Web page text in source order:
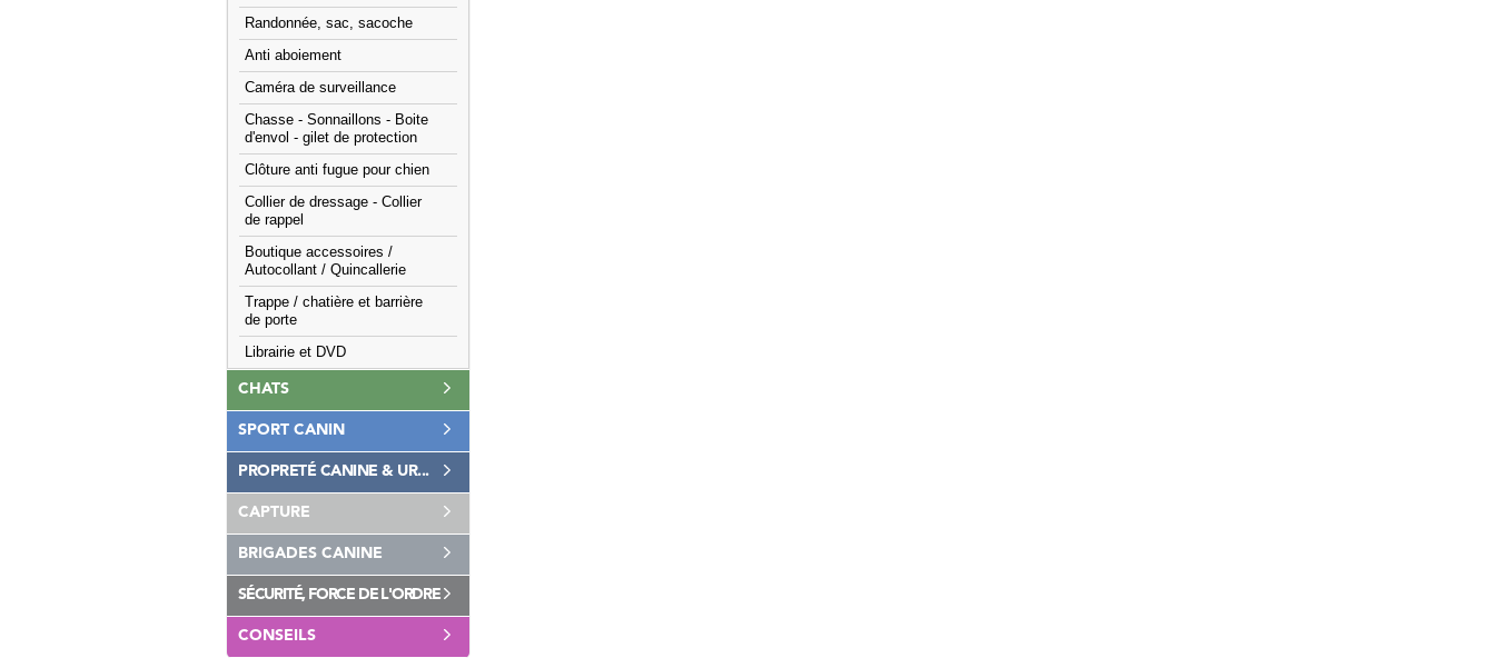
Randonnée, sac, sacoche
Anti aboiement
Caméra de surveillance
Chasse - Sonnaillons - Boite
d'envol - gilet de protection
Clôture anti fugue pour chien
Collier de dressage - Collier
de rappel
Boutique accessoires /
Autocollant / Quincallerie
Trappe / chatière et barrière
de porte
Librairie et DVD
CHATS
SPORT CANIN
PROPRETÉ CANINE & UR...
CAPTURE
BRIGADES CANINE
SÉCURITÉ, FORCE DE L'ORDRE
CONSEILS